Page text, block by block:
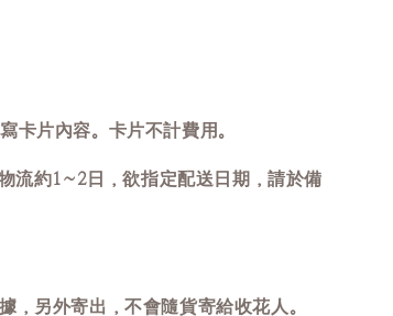
卡片內容。卡片不計費用。
流約1~2日，欲指定配送日期，請於備
，另外寄出，不會隨貨寄給收花人。